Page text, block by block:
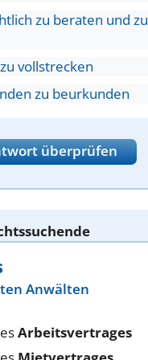
zu beraten und zu
vollstrecken
zu beurkunden
überprüfen
Anwälten
Arbeitsvertrages